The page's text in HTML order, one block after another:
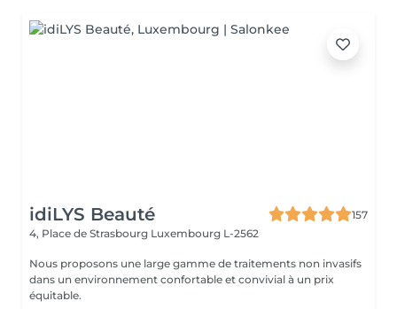
idiLYS Beauté
157
4, Place de Strasbourg Luxembourg L-2562
Nous proposons une large gamme de traitements non invasifs
dans un environnement confortable et convivial à un prix
équitable.